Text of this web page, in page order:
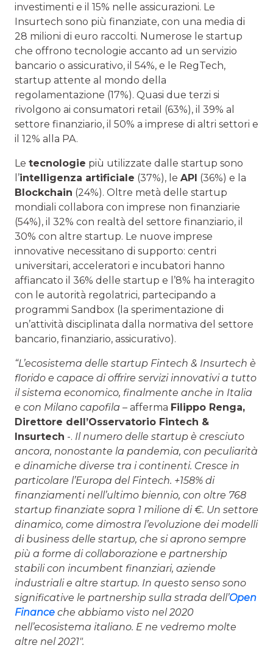
investimenti e il 15% nelle assicurazioni. Le
Insurtech sono più finanziate, con una media di
28 milioni di euro raccolti. Numerose le startup
che offrono tecnologie accanto ad un servizio
bancario o assicurativo, il 54%, e le RegTech,
startup attente al mondo della
regolamentazione (17%). Quasi due terzi si
rivolgono ai consumatori retail (63%), il 39% al
settore finanziario, il 50% a imprese di altri settori e
il 12% alla PA.
Le tecnologie più utilizzate dalle startup sono
l’intelligenza artificiale (37%), le API (36%) e la
Blockchain (24%). Oltre metà delle startup
mondiali collabora con imprese non finanziarie
(54%), il 32% con realtà del settore finanziario, il
30% con altre startup. Le nuove imprese
innovative necessitano di supporto: centri
universitari, acceleratori e incubatori hanno
affiancato il 36% delle startup e l’8% ha interagito
con le autorità regolatrici, partecipando a
programmi Sandbox (la sperimentazione di
un’attività disciplinata dalla normativa del settore
bancario, finanziario, assicurativo).
“L’ecosistema delle startup Fintech & Insurtech è
florido e capace di offrire servizi innovativi a tutto
il sistema economico, finalmente anche in Italia
e con Milano capofila – afferma Filippo Renga,
Direttore dell’Osservatorio Fintech &
Insurtech -. Il numero delle startup è cresciuto
ancora, nonostante la pandemia, con peculiarità
e dinamiche diverse tra i continenti. Cresce in
particolare l’Europa del Fintech. +158% di
finanziamenti nell’ultimo biennio, con oltre 768
startup finanziate sopra 1 milione di €. Un settore
dinamico, come dimostra l’evoluzione dei modelli
di business delle startup, che si aprono sempre
più a forme di collaborazione e partnership
stabili con incumbent finanziari, aziende
industriali e altre startup. In questo senso sono
significative le partnership sulla strada dell’Open
Finance che abbiamo visto nel 2020
nell’ecosistema italiano. E ne vedremo molte
altre nel 2021″.